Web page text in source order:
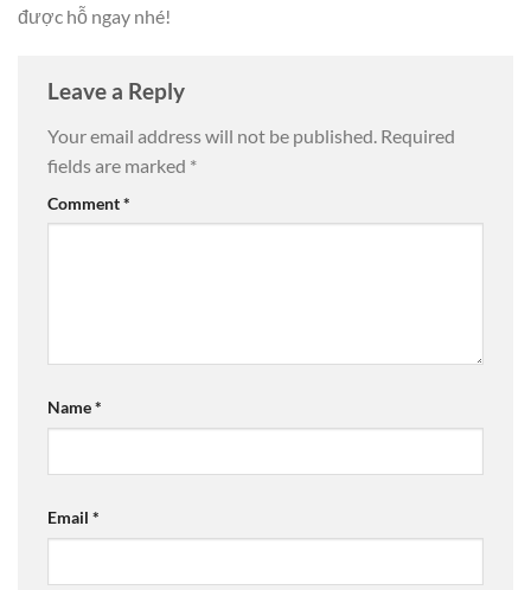
được hỗ ngay nhé!
Leave a Reply
Your email address will not be published. Required
fields are marked *
Comment*
Name*
Email *